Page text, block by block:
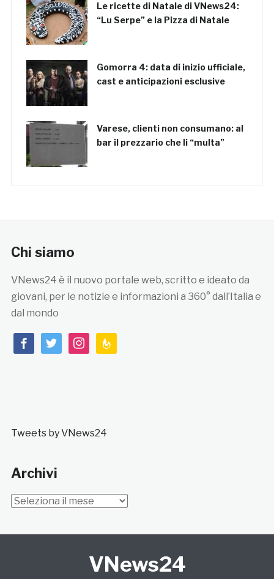
Le ricette di Natale di VNews24:
“Lu Serpe” e la Pizza di Natale
Gomorra 4: data di inizio ufficiale,
cast e anticipazioni esclusive
Varese, clienti non consumano: al
bar il prezzario che li “multa”
Chi siamo
VNews24 è il nuovo portale web, scritto e ideato da
giovani, per le notizie e informazioni a 360° dall’Italia e
dal mondo
facebooktwitterinstagramfeedburner
Tweets by VNews24
Archivi
Archivi
VNews24